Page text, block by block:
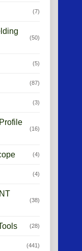
(7)
(50)
(5)
(87)
(3)
(16)
(4)
(4)
(38)
(28)
(441)